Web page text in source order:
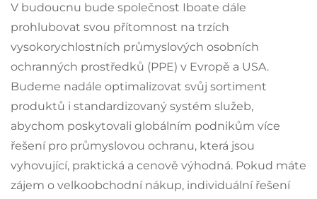
V budoucnu bude společnost Iboate dále
prohlubovat svou přítomnost na trzích
vysokorychlostních průmyslových osobních
ochranných prostředků (PPE) v Evropě a USA.
Budeme nadále optimalizovat svůj sortiment
produktů i standardizovaný systém služeb,
abychom poskytovali globálním podnikům více
řešení pro průmyslovou ochranu, která jsou
vyhovující, praktická a cenově výhodná. Pokud máte
zájem o velkoobchodní nákup, individuální řešení